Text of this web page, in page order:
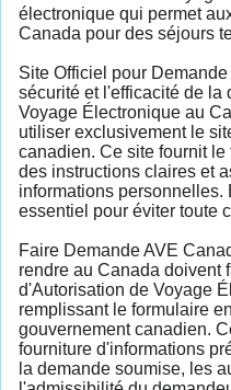
électronique qui permet
Canada pour des séjours
Site Officiel pour
sécurité et l'efficacité de la
Voyage Électronique au
utiliser exclusivement le
canadien. Ce site fournit
des instructions claires et
informations personnelles.
essentiel pour éviter toute
Faire Demande AVE
rendre au Canada doivent
d'Autorisation de Voyage
remplissant le formulaire
gouvernement canadien.
fourniture d'informations
la demande soumise, les